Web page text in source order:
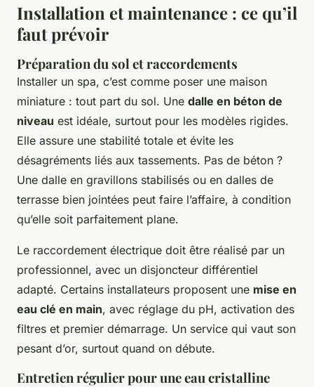
Installation et maintenance : ce qu’il
faut prévoir
Préparation du sol et raccordements
Installer un spa, c’est comme poser une maison
miniature : tout part du sol. Une dalle en béton de
niveau est idéale, surtout pour les modèles rigides.
Elle assure une stabilité totale et évite les
désagréments liés aux tassements. Pas de béton ?
Une dalle en gravillons stabilisés ou en dalles de
terrasse bien jointées peut faire l’affaire, à condition
qu’elle soit parfaitement plane.
Le raccordement électrique doit être réalisé par un
professionnel, avec un disjoncteur différentiel
adapté. Certains installateurs proposent une mise en
eau clé en main, avec réglage du pH, activation des
filtres et premier démarrage. Un service qui vaut son
pesant d’or, surtout quand on débute.
Entretien régulier pour une eau cristalline